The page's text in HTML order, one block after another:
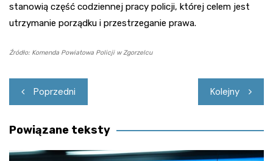
stanowią część codziennej pracy policji, której celem jest
utrzymanie porządku i przestrzeganie prawa.
Źródło: Komenda Powiatowa Policji w Zgorzelcu
Nawigacja
wpisu
Poprzedni Kolejny
Powiązane teksty